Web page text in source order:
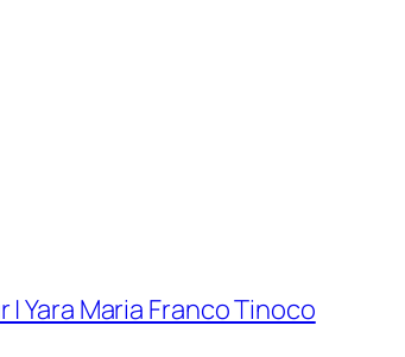
Yara Maria Franco Tinoco